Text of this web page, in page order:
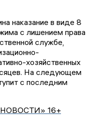
наказание в виде 8
с лишением права
службе,
хозяйственных
На следующем
с последним
16+